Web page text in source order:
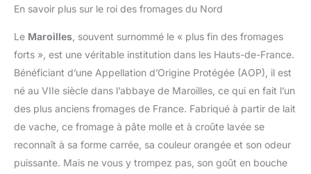
En savoir plus sur le roi des fromages du Nord
Le Maroilles , souvent surnommé le « plus fin des fromages
forts », est une véritable institution dans les Hauts-de-France.
Bénéficiant d’une Appellation d’Origine Protégée (AOP), il est
né au VIIe siècle dans l’abbaye de Maroilles, ce qui en fait l’un
des plus anciens fromages de France. Fabriqué à partir de lait
de vache, ce fromage à pâte molle et à croûte lavée se
reconnaît à sa forme carrée, sa couleur orangée et son odeur
puissante. Mais ne vous y trompez pas, son goût en bouche